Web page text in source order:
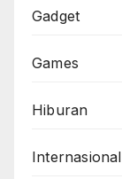
Gadget
Games
Hiburan
Internasional